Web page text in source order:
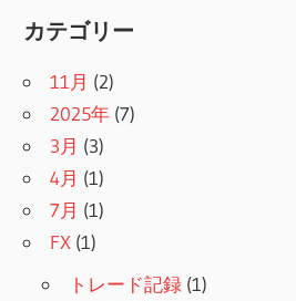
カテゴリー
11月 (2)
2025年 (7)
3月 (3)
4月 (1)
7月 (1)
FX (1)
トレード記録 (1)